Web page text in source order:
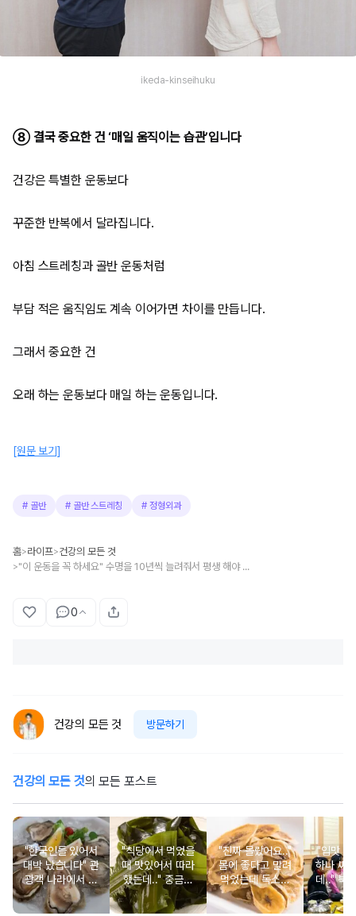
ikeda-kinseihuku
⑧ 결국 중요한 건 ‘매일 움직이는 습관’입니다
건강은 특별한 운동보다
꾸준한 반복에서 달라집니다.
아침 스트레칭과 골반 운동처럼
부담 적은 움직임도 계속 이어가면 차이를 만듭니다.
그래서 중요한 건
오래 하는 운동보다 매일 하는 운동입니다.
[원문 보기]
# 골반 # 골반 스트레칭 #정형외과
홈>라이프>건강의 모든 것
> "이 운동을 꼭 하세요" 수명을 10년씩 늘려줘서 평생 해야 하는 의외의 운동
0
건강의 모든 것 방문하기
건강의 모든 것의 모든 포스트
"한국인들 있어서
대박 났습니다" 관
광객 나라에서 남
녀노소 보양식처
럼 먹는 음식
"식당에서 먹었을
때 맛있어서 따라
했는데.." 중금속
싹 다 빠질 줄 몰
랐어요
"진짜 몰랐어요.."
몸에 좋다고 말려
먹었는데 독소를
먹고 있었던 의외
의 음식
"입맛 없
하나 싸
데.." 북
외로 안
건